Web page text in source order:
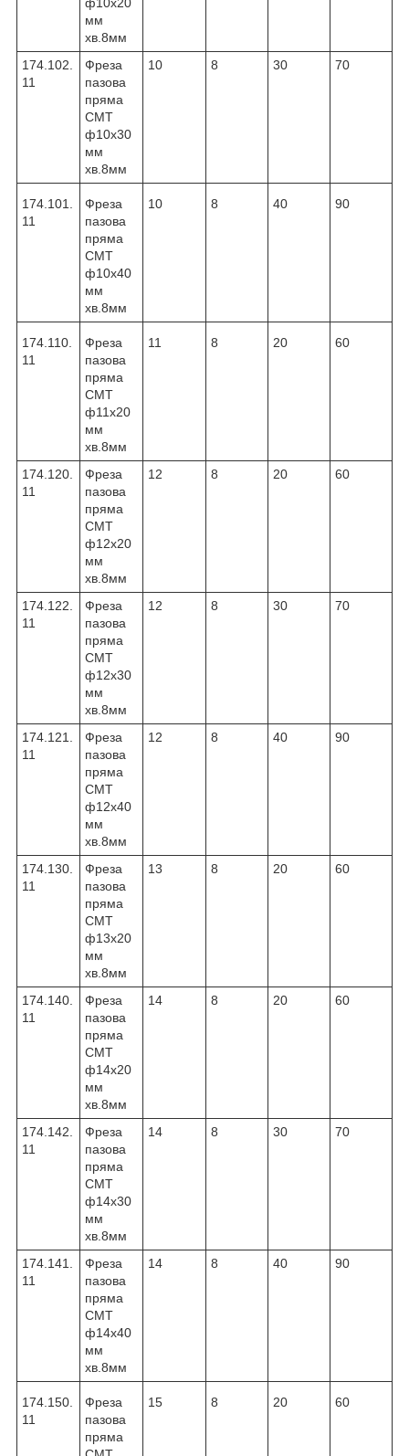
мм
хв.8мм
174.102.
11
Фреза
пазова
пряма
CMT
ф10х30
мм
хв.8мм
10 8 30 70
174.101.
11
Фреза
пазова
пряма
CMT
ф10х40
мм
хв.8мм
10 8 40 90
174.110.
11
Фреза
пазова
пряма
CMT
ф11х20
мм
хв.8мм
11 8 20 60
174.120.
11
Фреза
пазова
пряма
CMT
ф12х20
мм
хв.8мм
12 8 20 60
174.122.
11
Фреза
пазова
пряма
CMT
ф12х30
мм
хв.8мм
12 8 30 70
174.121.
11
Фреза
пазова
пряма
CMT
ф12х40
мм
хв.8мм
12 8 40 90
174.130.
11
Фреза
пазова
пряма
CMT
ф13х20
мм
хв.8мм
13 8 20 60
174.140.
11
Фреза
пазова
пряма
CMT
ф14х20
мм
хв.8мм
14 8 20 60
174.142.
11
Фреза
пазова
пряма
CMT
ф14х30
мм
хв.8мм
14 8 30 70
174.141.
11
Фреза
пазова
пряма
CMT
ф14х40
мм
хв.8мм
14 8 40 90
174.150.
11
Фреза
пазова
пряма
15 8 20 60